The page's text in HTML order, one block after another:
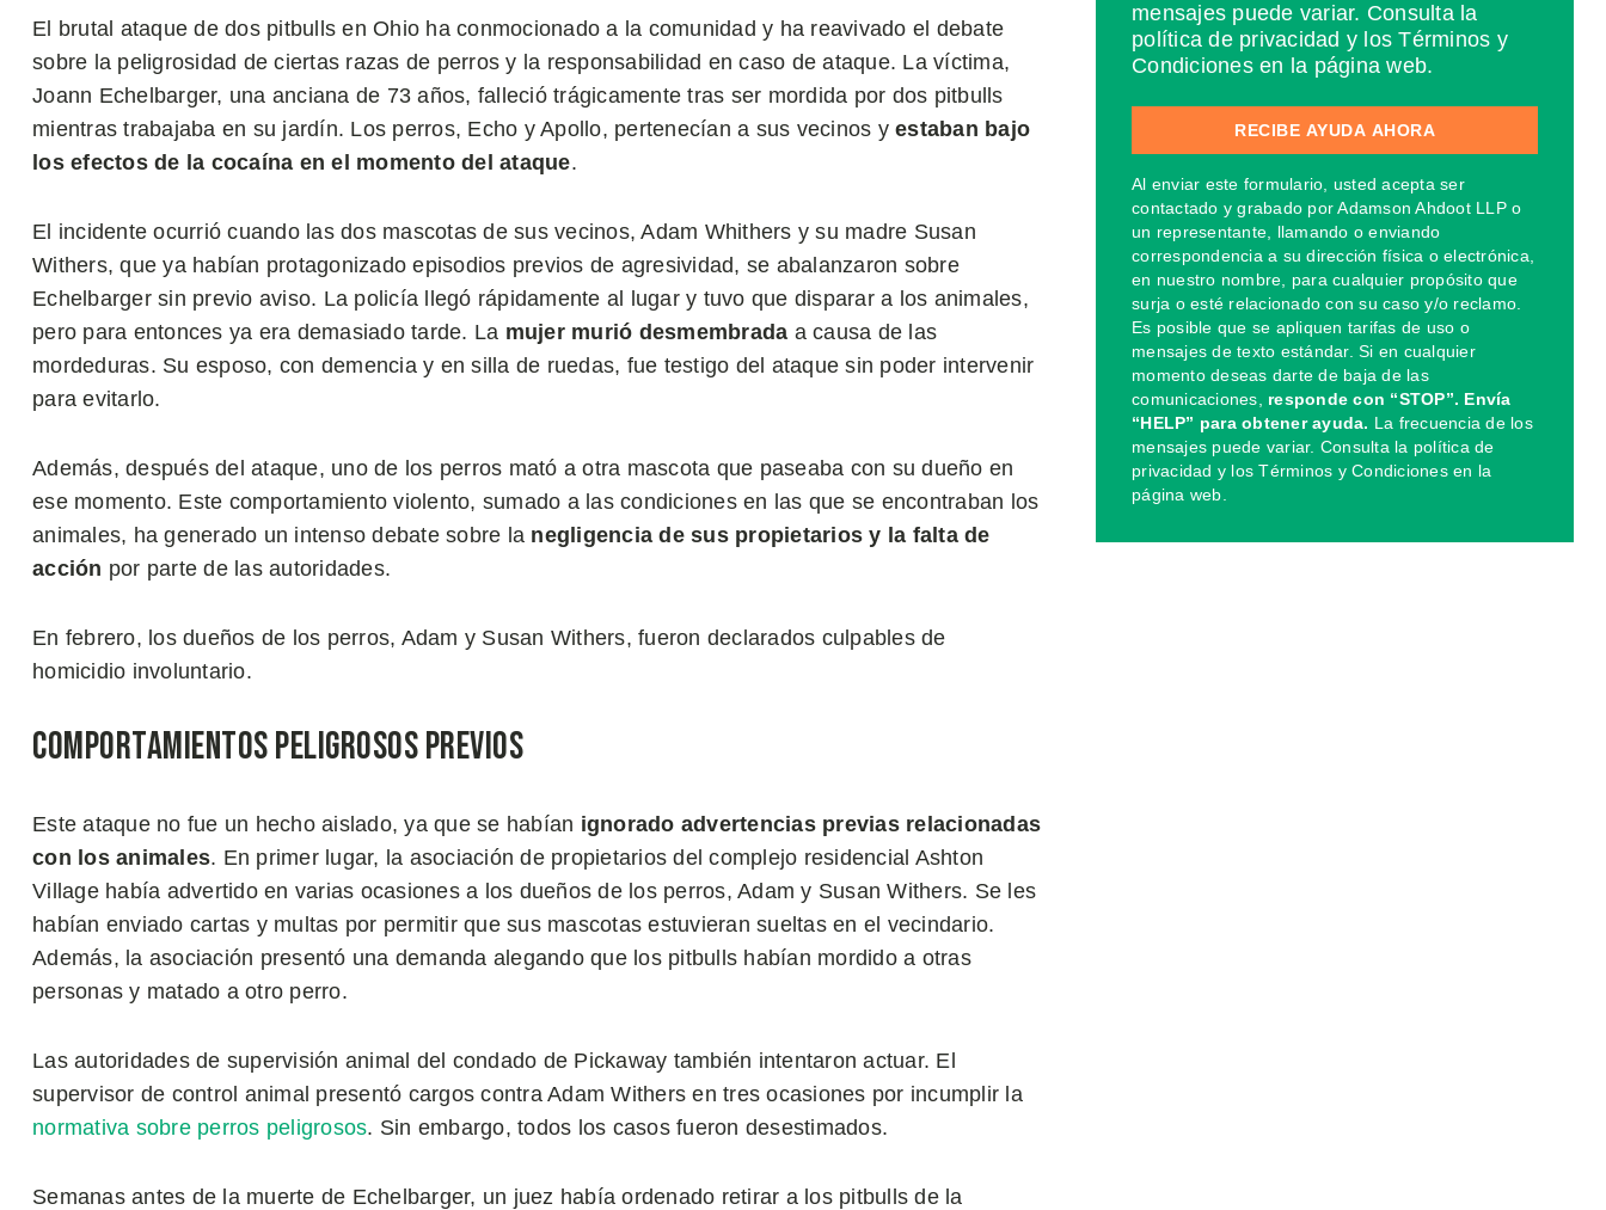
El brutal ataque de dos pitbulls en Ohio ha conmocionado a la comunidad y ha reavivado el debate
sobre la peligrosidad de ciertas razas de perros y la responsabilidad en caso de ataque. La víctima,
Joann Echelbarger, una anciana de 73 años, falleció trágicamente tras ser mordida por dos pitbulls
mientras trabajaba en su jardín. Los perros, Echo y Apollo, pertenecían a sus vecinos y estaban bajo
los efectos de la cocaína en el momento del ataque.
El incidente ocurrió cuando las dos mascotas de sus vecinos, Adam Whithers y su madre Susan
Withers, que ya habían protagonizado episodios previos de agresividad, se abalanzaron sobre
Echelbarger sin previo aviso. La policía llegó rápidamente al lugar y tuvo que disparar a los animales,
pero para entonces ya era demasiado tarde. La mujer murió desmembrada a causa de las
mordeduras. Su esposo, con demencia y en silla de ruedas, fue testigo del ataque sin poder intervenir
para evitarlo.
Además, después del ataque, uno de los perros mató a otra mascota que paseaba con su dueño en
ese momento. Este comportamiento violento, sumado a las condiciones en las que se encontraban los
animales, ha generado un intenso debate sobre la negligencia de sus propietarios y la falta de
acción por parte de las autoridades.
En febrero, los dueños de los perros, Adam y Susan Withers, fueron declarados culpables de
homicidio involuntario.
Comportamientos Peligrosos Previos
Este ataque no fue un hecho aislado, ya que se habían ignorado advertencias previas relacionadas
con los animales. En primer lugar, la asociación de propietarios del complejo residencial Ashton
Village había advertido en varias ocasiones a los dueños de los perros, Adam y Susan Withers. Se les
habían enviado cartas y multas por permitir que sus mascotas estuvieran sueltas en el vecindario.
Además, la asociación presentó una demanda alegando que los pitbulls habían mordido a otras
personas y matado a otro perro.
Las autoridades de supervisión animal del condado de Pickaway también intentaron actuar. El
supervisor de control animal presentó cargos contra Adam Withers en tres ocasiones por incumplir la
normativa sobre perros peligrosos. Sin embargo, todos los casos fueron desestimados.
Semanas antes de la muerte de Echelbarger, un juez había ordenado retirar a los pitbulls de la
mensajes puede variar. Consulta la
política de privacidad y los Términos y
Condiciones en la página web.
Al enviar este formulario, usted acepta ser
contactado y grabado por Adamson Ahdoot LLP o
un representante, llamando o enviando
correspondencia a su dirección física o electrónica,
en nuestro nombre, para cualquier propósito que
surja o esté relacionado con su caso y/o reclamo.
Es posible que se apliquen tarifas de uso o
mensajes de texto estándar. Si en cualquier
momento deseas darte de baja de las
comunicaciones, responde con “STOP”. Envía
“HELP” para obtener ayuda. La frecuencia de los
mensajes puede variar. Consulta la política de
privacidad y los Términos y Condiciones en la
página web.